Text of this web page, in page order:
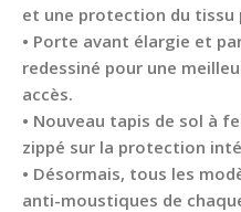
et une protection du tissu
• Porte avant élargie et
redessiné pour une
accès.
• Nouveau tapis de sol à
zippé sur la protection
• Désormais, tous les
anti-moustiques de